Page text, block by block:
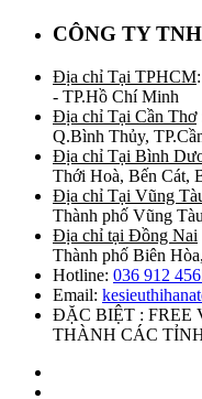
CÔNG TY
Địa chỉ Tại TPHCM
- TP.Hồ Chí Minh
Địa chỉ Tại Cần Thơ
Q.Bình Thủy,
Địa chỉ Tại Bình
Thới Hoà, Bến Cát,
Địa chỉ Tại Vũng
Thành phố Vũng Tàu
Địa chỉ tại Đồng Nai
Thành phố Biên
Hotline: 036 912
Email:
ĐẶC BIỆT : FREE
THÀNH CÁC